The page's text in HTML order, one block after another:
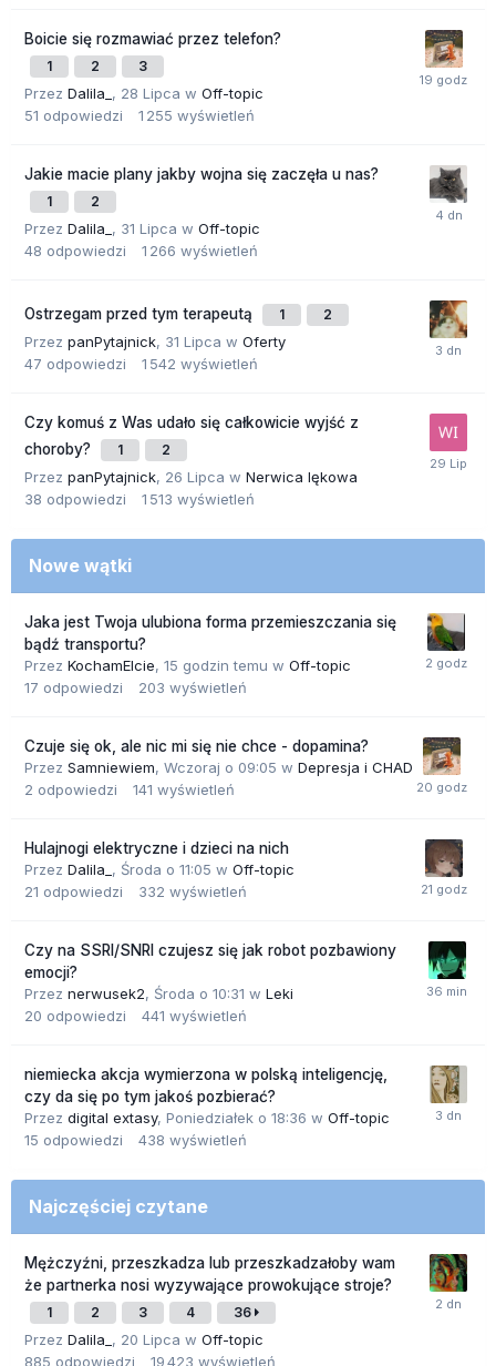
Boicie się rozmawiać przez telefon?
1 2 3
Przez Dalila_ , 28 Lipca w Off-topic
51 odpowiedzi 1 255 wyświetleń
Jakie macie plany jakby wojna się zaczęła u nas?
1 2
Przez Dalila_ , 31 Lipca w Off-topic
48 odpowiedzi 1 266 wyświetleń
Ostrzegam przed tym terapeutą 1 2
Przez panPytajnick, 31 Lipca w Oferty
47 odpowiedzi 1 542 wyświetleń
Czy komuś z Was udało się całkowicie wyjść z
choroby?
1 2
Przez panPytajnick, 26 Lipca w Nerwica lękowa
38 odpowiedzi 1 513 wyświetleń
Nowe wątki
Jaka jest Twoja ulubiona forma przemieszczania się
bądź transportu?
Przez KochamElcie, 15 godzin temu w Off-topic
17 odpowiedzi 203 wyświetleń
Czuje się ok, ale nic mi się nie chce - dopamina?
Przez Samniewiem, Wczoraj o 09:05 w Depresja i CHAD
2 odpowiedzi 141 wyświetleń
Hulajnogi elektryczne i dzieci na nich
Przez Dalila_ , Środa o 11:05 w Off-topic
21 odpowiedzi 332 wyświetleń
Czy na SSRI/SNRI czujesz się jak robot pozbawiony
emocji?
Przez nerwusek2, Środa o 10:31 w Leki
20 odpowiedzi 441 wyświetleń
niemiecka akcja wymierzona w polską inteligencję,
czy da się po tym jakoś pozbierać?
Przez digital extasy, Poniedziałek o 18:36 w Off-topic
15 odpowiedzi 438 wyświetleń
Najczęściej czytane
Mężczyźni, przeszkadza lub przeszkadzałoby wam
że partnerka nosi wyzywające prowokujące stroje?
1 2 3 4 36
Przez Dalila_ , 20 Lipca w Off-topic
885 odpowiedzi 19 423 wyświetleń